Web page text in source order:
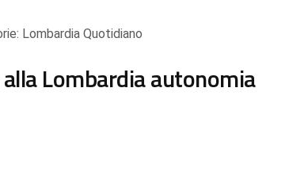
Lombardia Quotidiano
Lombardia autonomia